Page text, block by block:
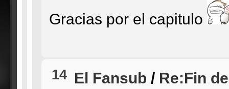
Gracias por el capitulo
14 El Fansub / Re:Fin